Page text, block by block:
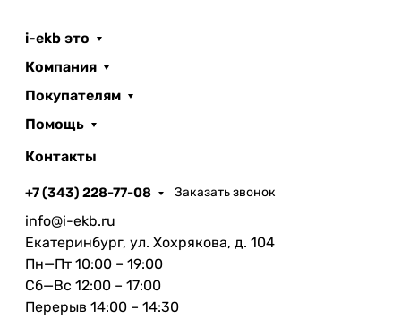
i-ekb это
Компания
Покупателям
Помощь
Контакты
+7 (343) 228-77-08 Заказать звонок
info@i-ekb.ru
Екатеринбург, ул. Хохрякова, д. 104
Пн—Пт 10:00 – 19:00
Сб—Вс 12:00 – 17:00
Перерыв 14:00 – 14:30